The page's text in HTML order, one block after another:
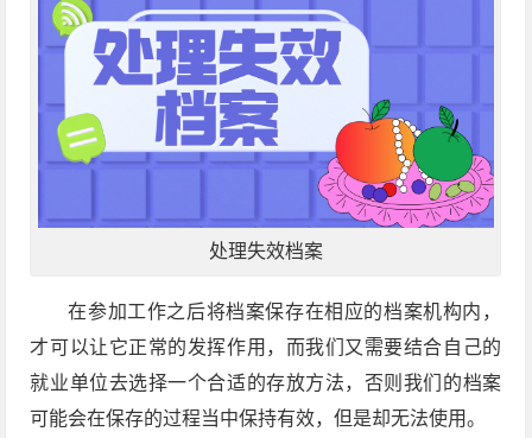
处理失效档案
在参加工作之后将档案保存在相应的档案机构内，
才可以让它正常的发挥作用，而我们又需要结合自己的
就业单位去选择一个合适的存放方法，否则我们的档案
可能会在保存的过程当中保持有效，但是却无法使用。